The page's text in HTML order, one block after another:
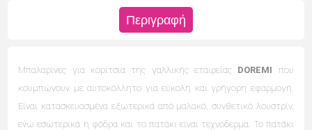
Περιγραφή
Μπαλαρίνες για κορίτσια της γαλλικής εταιρείας DOREMI που
κουμπώνουν με αυτοκόλλητο για εύκολη και γρήγορη εφαρμογή.
Είναι κατασκευασμένα εξωτερικά από μαλακό, συνθετικό λουστρίν,
ενώ εσωτερικά η φόδρα και το πατάκι είναι τεχνόδερμα. Το πατάκι